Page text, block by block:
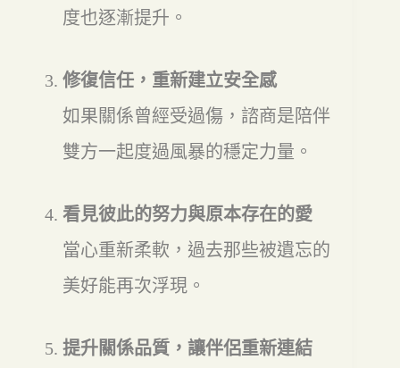
度也逐漸提升。
修復信任，重新建立安全感
如果關係曾經受過傷，諮商是陪伴
雙方一起度過風暴的穩定力量。
看見彼此的努力與原本存在的愛
當心重新柔軟，過去那些被遺忘的
美好能再次浮現。
提升關係品質，讓伴侶重新連結